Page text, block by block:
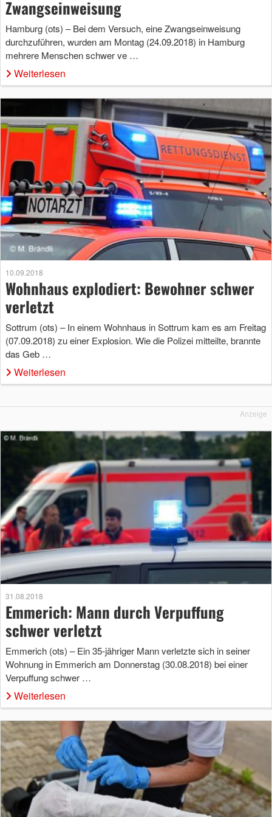
Zwangseinweisung
Hamburg (ots) – Bei dem Versuch, eine Zwangseinweisung
durchzuführen, wurden am Montag (24.09.2018) in Hamburg
mehrere Menschen schwer ve …
Weiterlesen
10.09.2018
Wohnhaus explodiert: Bewohner schwer
verletzt
Sottrum (ots) – In einem Wohnhaus in Sottrum kam es am Freitag
(07.09.2018) zu einer Explosion. Wie die Polizei mitteilte, brannte
das Geb …
Weiterlesen
Anzeige
31.08.2018
Emmerich: Mann durch Verpuffung
schwer verletzt
Emmerich (ots) – Ein 35-jähriger Mann verletzte sich in seiner
Wohnung in Emmerich am Donnerstag (30.08.2018) bei einer
Verpuffung schwer …
Weiterlesen